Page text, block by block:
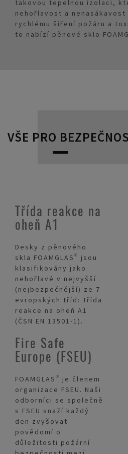
takovou tepelnou izolaci,
nehořlavost a nenasákavost
rychlému šíření požáru a
to nabízí pěnové sklo
VŠE PRO
Třída reakce na
oheň A1
Desky z pěnového
skla FOAMGLAS® jsou
klasifikovány jako
nehořlavé v nejvyšší
(nejbezpečnější) ze 7
evropských tříd: Třída
reakce na oheň A1
(ČSN EN 13501-1).
Fire Safe
Europe (FSEU)
FOAMGLAS® je členem
organizace FSEU. Naši
odborníci se společně
s FSEU snaží každý
den zvyšovat
povědomí o
důležitosti požární